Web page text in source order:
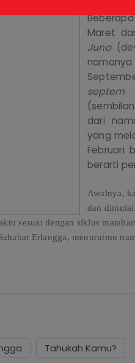
Maret
Juno
septem
dari
yang
Februari
berarti
Awalnya,
dan
sesuai dengan siklus
Erlangga, menurutmu
Tahukah Kamu?